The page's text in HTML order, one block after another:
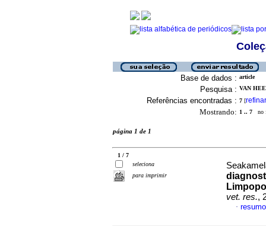
Base de dados : article
Pesquisa : VAN
Referências encontradas : 7 [refinar
Mostrando: 1 .. 7 no
página 1 de 1
1 / 7
seleciona
para imprimir
vet. res.,
·